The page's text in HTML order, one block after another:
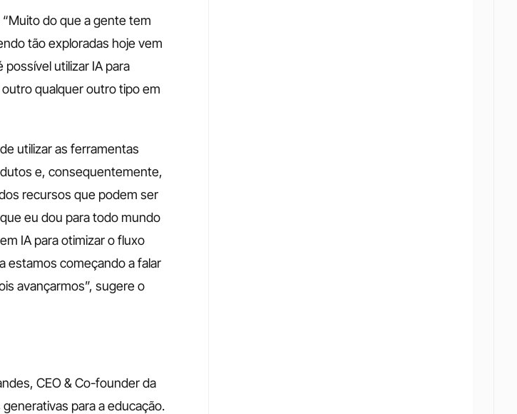
do que a gente tem
tão exploradas hoje vem
utilizar IA para
qualquer outro tipo em
utilizar as ferramentas
e, consequentemente,
recursos que podem ser
eu dou para todo mundo
IA para otimizar o fluxo
estamos começando a falar
avançarmos”, sugere o
CEO & Co-founder da
para a educação.